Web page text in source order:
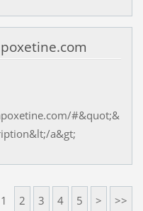
#&quot;&
a&gt;
1 2 3 4 5 > >>